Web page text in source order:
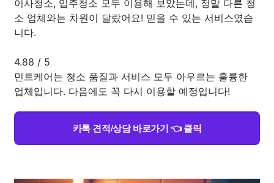
이사청소, 입주청소 모두 이용해 보았는데, 정말 다른 청
소 업체와는 차원이 달랐어요! 믿을 수 있는 서비스였습
니다.
4.88 / 5
민트케어는 청소 품질과 서비스 모두 아우르는 훌륭한
업체입니다. 다음에도 꼭 다시 이용할 예정입니다!
카톡 견적/상담 바로가기 👈 클릭